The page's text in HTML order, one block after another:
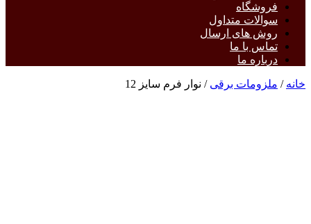
فروشگاه
سوالات متداول
روش های ارسال
تماس با ما
درباره ما
خانه / ملزومات برقی / نوار فرم سایز 12